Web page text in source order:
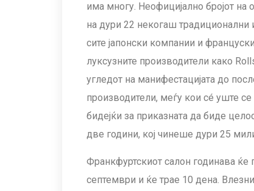
има многу. Неофицијално бројот на
на дури 22 некогаш традиционални
сите јапонски компании и
луксузните производители како
угледот на манифестацијата до
производители, меѓу кои сé уште
бидејќи за приказната да биде
две години, кој чинеше дури 25
Франкфуртскиот салон годинава ќе
септември и ќе трае 10 дена.